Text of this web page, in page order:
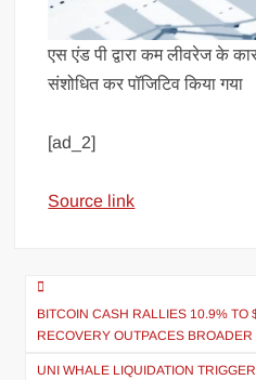
एस एंड पी द्वारा कम लीवरेज के
संशोधित कर पॉजिटिव किया गया
[ad_2]
Source link
BITCOIN CASH RALLIES 10.9% TO
RECOVERY OUTPACES
UNI WHALE LIQUIDATION